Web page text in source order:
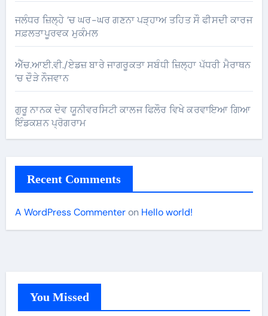
ਜਲੰਧਰ ਜ਼ਿਲ੍ਹੇ ’ਚ ਘਰ-ਘਰ ਗਣਨਾ ਪੜ੍ਹਾਅ ਤਹਿਤ ਸੌ ਫੀਸਦੀ ਕਾਰਜ
ਸਫ਼ਲਤਾਪੂਰਵਕ ਮੁਕੰਮਲ
ਐੱਚ.ਆਈ.ਵੀ./ਏਡਜ਼ ਬਾਰੇ ਜਾਗਰੂਕਤਾ ਸਬੰਧੀ ਜ਼ਿਲ੍ਹਾ ਪੱਧਰੀ ਮੈਰਾਥਨ
’ਚ ਦੌੜੇ ਨੌਜਵਾਨ
ਗੁਰੂ ਨਾਨਕ ਦੇਵ ਯੂਨੀਵਰਸਿਟੀ ਕਾਲਜ ਫਿਲੌਰ ਵਿਖੇ ਕਰਵਾਇਆ ਗਿਆ
ਇੰਡਕਸ਼ਨ ਪ੍ਰੋਗਰਾਮ
Recent Comments
A WordPress Commenteron Hello world!
You Missed